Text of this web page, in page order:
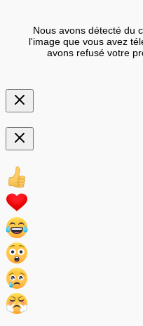
Nous avons détecté du
l'image que vous avez
avons refusé votre